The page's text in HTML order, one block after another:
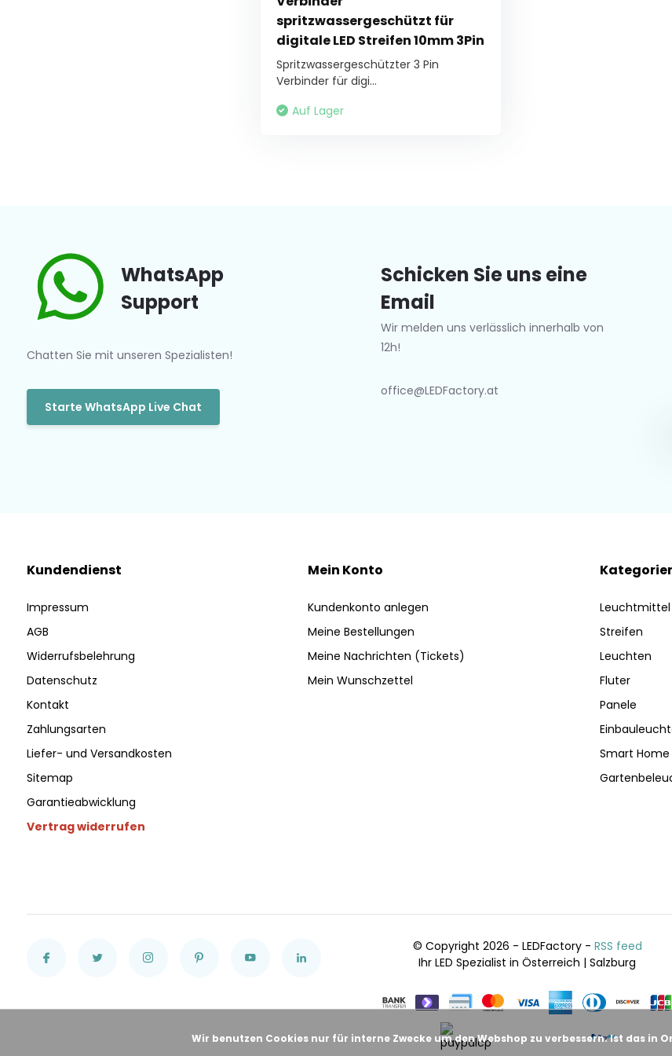
spritzwassergeschützt für
digitale LED Streifen 10mm 3Pin
Spritzwassergeschützter 3 Pin
Verbinder für digi...
Auf Lager
WhatsApp
Support
Chatten Sie mit unseren Spezialisten!
Starte WhatsApp Live Chat
Schicken Sie uns eine
Email
Wir melden uns verlässlich innerhalb von
12h!
office@LEDFactory.at
Kundendienst
Impressum
AGB
Widerrufsbelehrung
Datenschutz
Kontakt
Zahlungsarten
Liefer- und Versandkosten
Sitemap
Garantieabwicklung
Vertrag widerrufen
Mein Konto
Kundenkonto anlegen
Meine Bestellungen
Meine Nachrichten (Tickets)
Mein Wunschzettel
Leuchtmittel
Streifen
Leuchten
Fluter
Panele
Smart Home
© Copyright 2026 - LEDFactory - RSS feed
Ihr LED Spezialist in Österreich | Salzburg
Wir benutzen Cookies nur für interne Zwecke um den Webshop zu verbessern. Ist das in